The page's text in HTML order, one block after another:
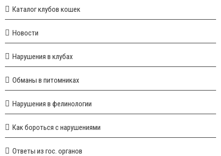
Каталог клубов кошек
Новости
Нарушения в клубах
Обманы в питомниках
Нарушения в фелинологии
Как бороться с нарушениями
Ответы из гос. органов